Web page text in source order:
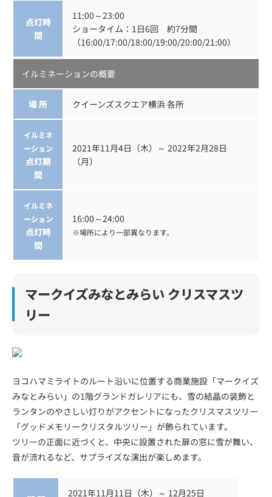
点灯時
間
11:00～23:00
ショータイム：1日6回 約7分間
（16:00/17:00/18:00/19:00/20:00/21:00）
イルミネーションの概要
場 所 クイーンズスクエア横浜 各所
イルミネ
ーション
点灯期
間
2021年11月4日（木）～ 2022年2月28日
（月）
イルミネ
ーション
点灯時
間
16:00～24:00
※場所により一部異なります。
マークイズみなとみらい クリスマスツ
リー
ヨコハマミライトのルート沿いに位置する商業施設「マークイズ
みなとみらい」の1階グランドガレリアにも、雪の結晶の装飾と
ランタンのやさしい灯りがアクセントになったクリスマスツリー
「グッドメモリークリスタルツリー」が飾られています。
ツリーの正面に近づくと、中央に設置された扉の窓に雪が舞い、
音が流れるなど、サプライズな演出が楽しめます。
2021年11月11日（木）～ 12月25日